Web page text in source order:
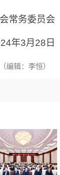
常务委员会
年3月28日
（编辑：李恒）